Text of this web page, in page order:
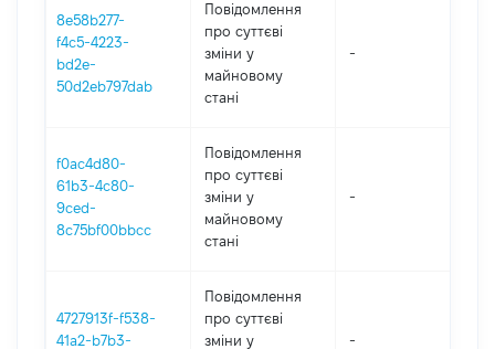
8e58b277-
f4c5-4223-
bd2e-
50d2eb797dab
Повідомлення
про суттєві
зміни y
майновому
стані
-
f0ac4d80-
61b3-4c80-
9ced-
8c75bf00bbcc
Повідомлення
про суттєві
зміни y
майновому
стані
-
4727913f-f538-
41a2-b7b3-
Повідомлення
про суттєві
зміни y
-